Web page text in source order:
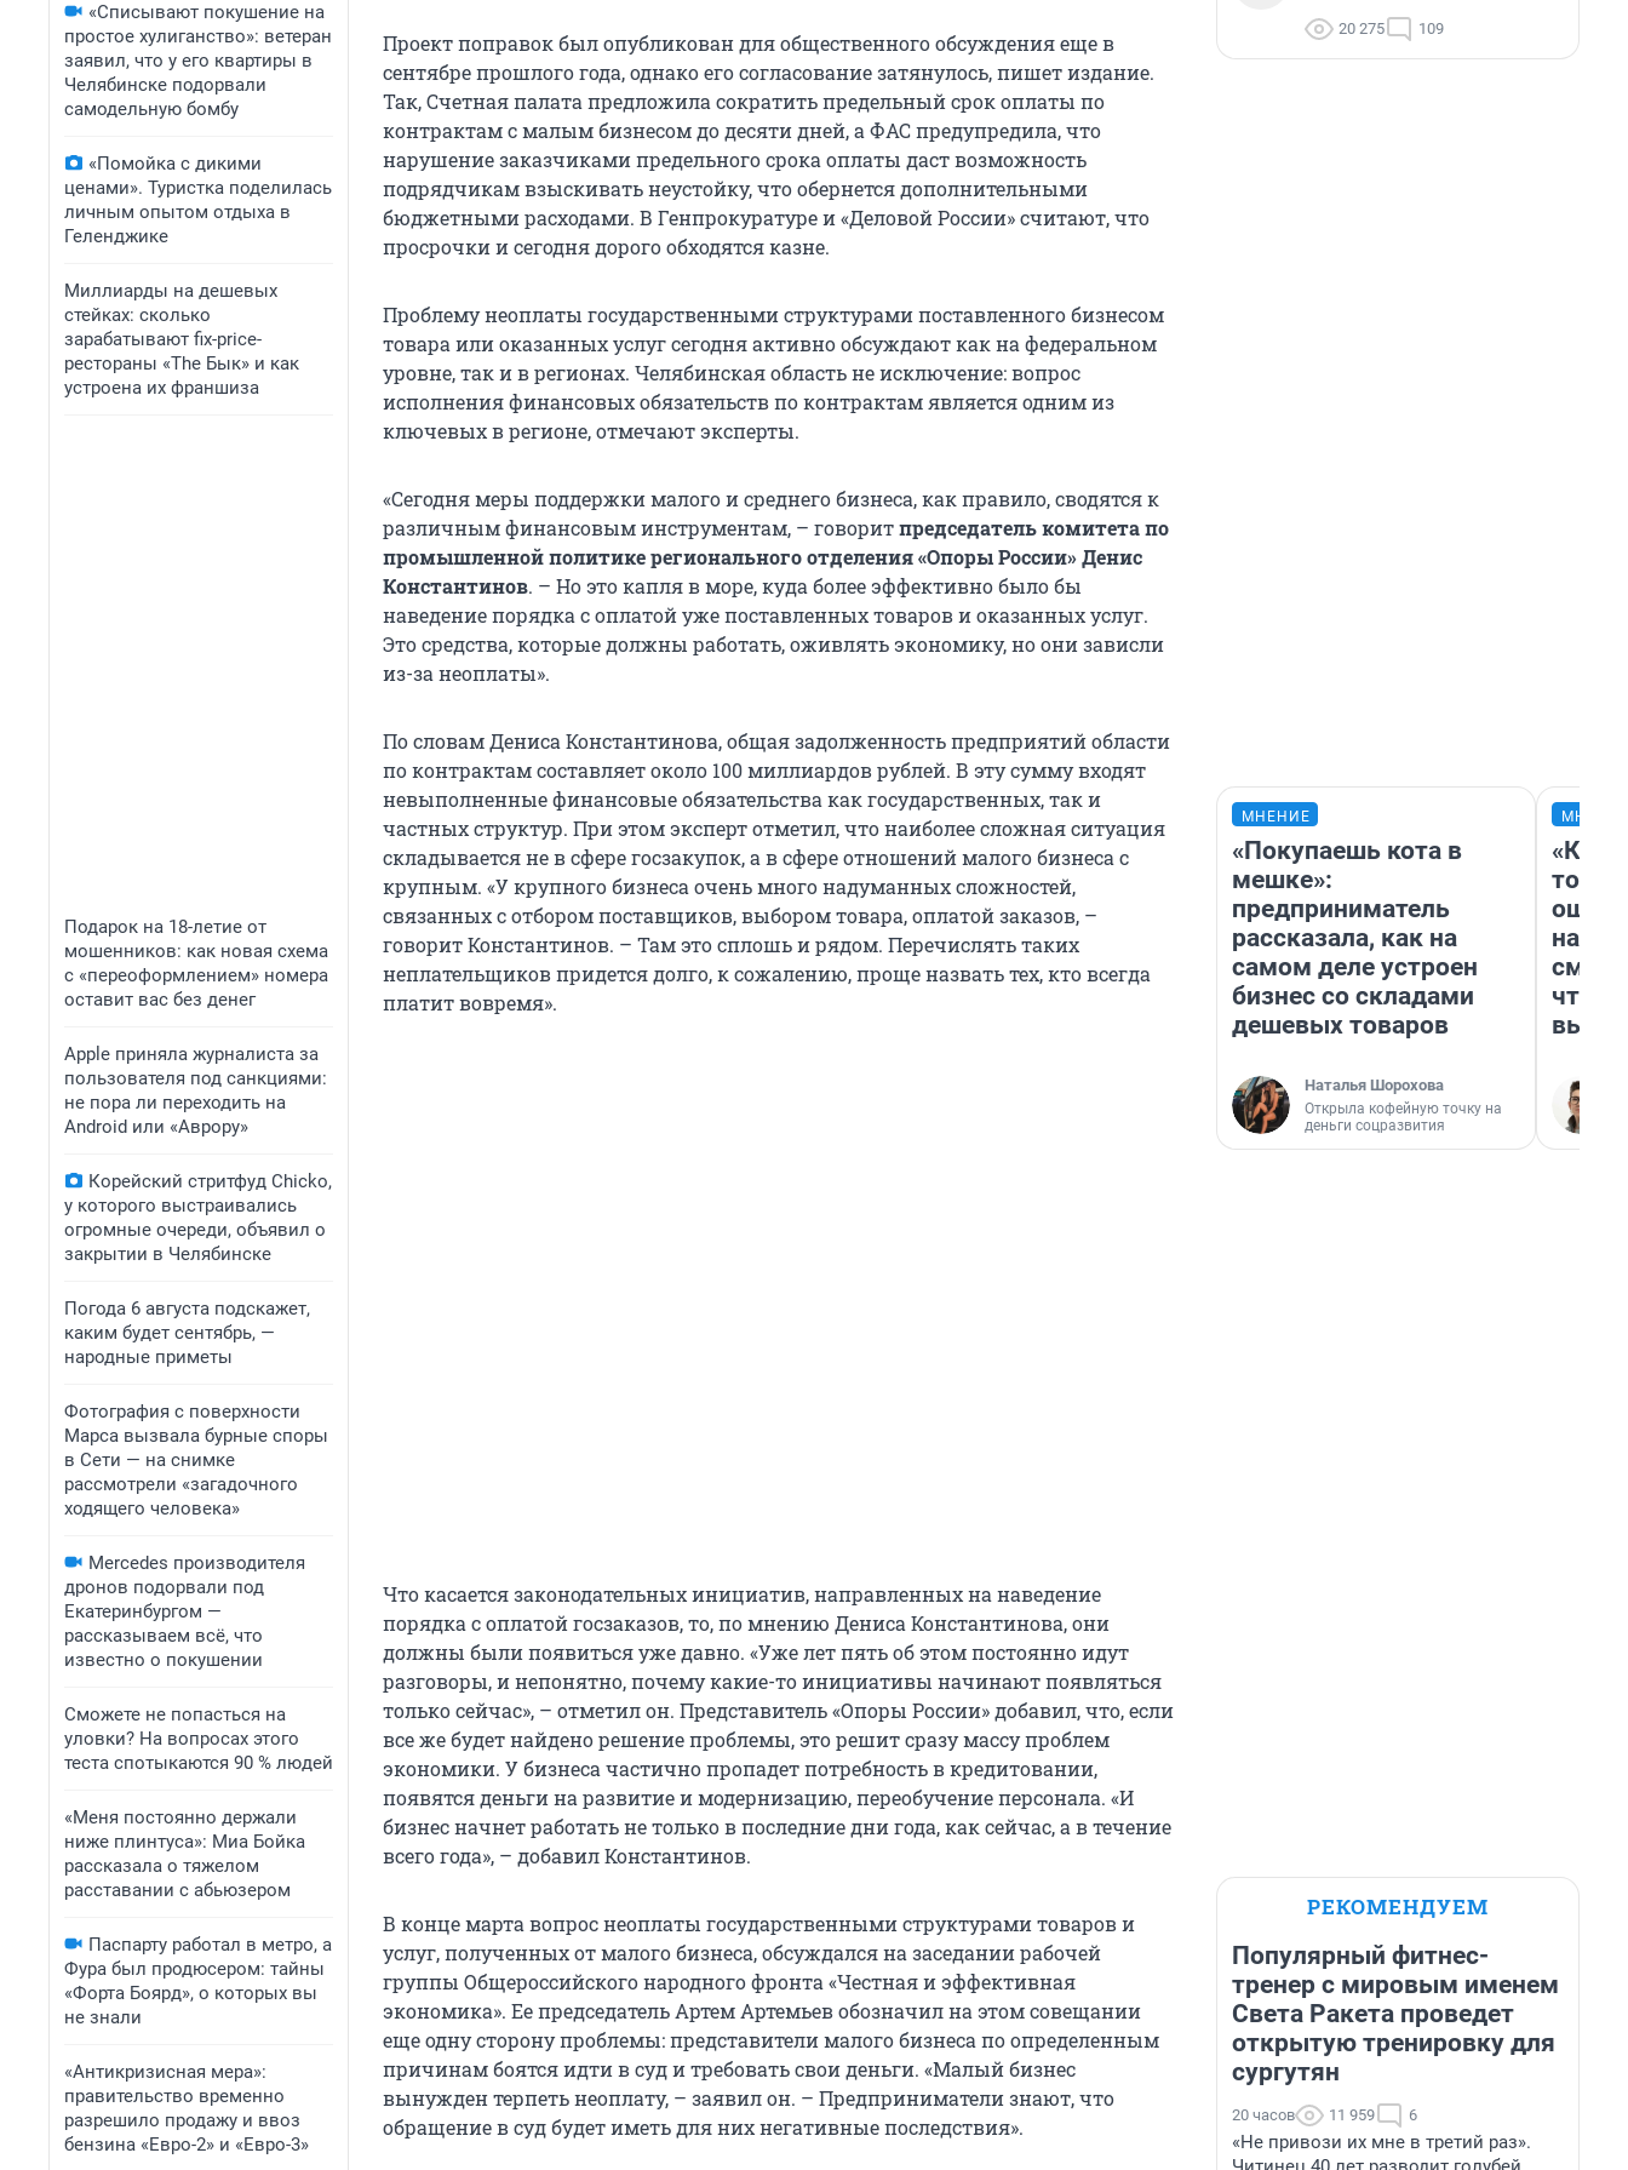
«Списывают покушение на
простое хулиганство»: ветеран
заявил, что у его квартиры в
Челябинске подорвали
самодельную бомбу
«Помойка с дикими
ценами». Туристка поделилась
личным опытом отдыха в
Геленджике
Миллиарды на дешевых
стейках: сколько
зарабатывают fix-price-
рестораны «The Бык» и как
устроена их франшиза
Подарок на 18-летие от
мошенников: как новая схема
с «переоформлением» номера
оставит вас без денег
Apple приняла журналиста за
пользователя под санкциями:
не пора ли переходить на
Android или «Аврору»
Корейский стритфуд Chicko,
у которого выстраивались
огромные очереди, объявил о
закрытии в Челябинске
Погода 6 августа подскажет,
каким будет сентябрь, —
народные приметы
Фотография с поверхности
Марса вызвала бурные споры
в Сети — на снимке
рассмотрели «загадочного
ходящего человека»
Mercedes производителя
дронов подорвали под
Екатеринбургом —
рассказываем всё, что
известно о покушении
Сможете не попасться на
уловки? На вопросах этого
теста спотыкаются 90 % людей
«Меня постоянно держали
ниже плинтуса»: Миа Бойка
рассказала о тяжелом
расставании с абьюзером
Паспарту работал в метро, а
Фура был продюсером: тайны
«Форта Боярд», о которых вы
не знали
«Антикризисная мера»:
правительство временно
разрешило продажу и ввоз
бензина «Евро-2» и «Евро-3»
Проект поправок был опубликован для общественного обсуждения еще в
сентябре прошлого года, однако его согласование затянулось, пишет издание.
Так, Счетная палата предложила сократить предельный срок оплаты по
контрактам с малым бизнесом до десяти дней, а ФАС предупредила, что
нарушение заказчиками предельного срока оплаты даст возможность
подрядчикам взыскивать неустойку, что обернется дополнительными
бюджетными расходами. В Генпрокуратуре и «Деловой России» считают, что
просрочки и сегодня дорого обходятся казне.
Проблему неоплаты государственными структурами поставленного бизнесом
товара или оказанных услуг сегодня активно обсуждают как на федеральном
уровне, так и в регионах. Челябинская область не исключение: вопрос
исполнения финансовых обязательств по контрактам является одним из
ключевых в регионе, отмечают эксперты.
«Сегодня меры поддержки малого и среднего бизнеса, как правило, сводятся к
различным финансовым инструментам, – говоритпредседатель комитета по
промышленной политике регионального отделения «Опоры России» Денис
Константинов. – Но это капля в море, куда более эффективно было бы
наведение порядка с оплатой уже поставленных товаров и оказанных услуг.
Это средства, которые должны работать, оживлять экономику, но они зависли
из-за неоплаты».
По словам Дениса Константинова, общая задолженность предприятий области
по контрактам составляет около 100 миллиардов рублей. В эту сумму входят
невыполненные финансовые обязательства как государственных, так и
частных структур. При этом эксперт отметил, что наиболее сложная ситуация
складывается не в сфере госзакупок, а в сфере отношений малого бизнеса с
крупным. «У крупного бизнеса очень много надуманных сложностей,
связанных с отбором поставщиков, выбором товара, оплатой заказов, –
говорит Константинов. – Там это сплошь и рядом. Перечислять таких
неплательщиков придется долго, к сожалению, проще назвать тех, кто всегда
платит вовремя».
Что касается законодательных инициатив, направленных на наведение
порядка с оплатой госзаказов, то, по мнению Дениса Константинова, они
должны были появиться уже давно. «Уже лет пять об этом постоянно идут
разговоры, и непонятно, почему какие-то инициативы начинают появляться
только сейчас», – отметил он. Представитель «Опоры России» добавил, что, если
все же будет найдено решение проблемы, это решит сразу массу проблем
экономики. У бизнеса частично пропадет потребность в кредитовании,
появятся деньги на развитие и модернизацию, переобучение персонала. «И
бизнес начнет работать не только в последние дни года, как сейчас, а в течение
всего года», – добавил Константинов.
В конце марта вопрос неоплаты государственными структурами товаров и
услуг, полученных от малого бизнеса, обсуждался на заседании рабочей
группы Общероссийского народного фронта «Честная и эффективная
экономика». Ее председатель Артем Артемьев обозначил на этом совещании
еще одну сторону проблемы: представители малого бизнеса по определенным
причинам боятся идти в суд и требовать свои деньги. «Малый бизнес
вынужден терпеть неоплату, – заявил он. – Предприниматели знают, что
обращение в суд будет иметь для них негативные последствия».
20 275 109
МНЕНИЕ
«Покупаешь кота в
мешке»:
предприниматель
рассказала, как на
самом деле устроен
бизнес со складами
дешевых товаров
Наталья Шорохова
Открыла кофейную точку на
деньги соцразвития
то
РЕКОМЕНДУЕМ
Популярный фитнес-
тренер с мировым именем
Света Ракета проведет
открытую тренировку для
сургутян
20 часов 11 959 6
«Не привози их мне в третий раз».